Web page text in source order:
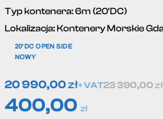
Typ kontenera:6m (20'DC)
Lokalizacja:Kontenery Morskie
20'DC OPEN SIDE
NOWY
20 990,00zł+ VAT23 390,00zł
400,00 zł